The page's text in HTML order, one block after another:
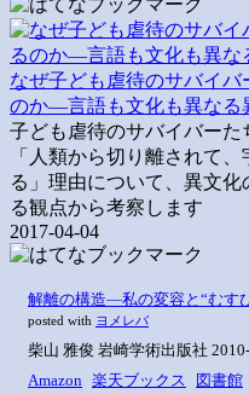
なぜ子ども虐待のサバイ
のか―言語も文化も異なる
子ども虐待のサバイバーた
「人類から切り離されて
る」理由について、異文
る観点から考察します
2017-04-04
解離の構造―私の変容と“むす
posted with ヨメレバ
柴山 雅俊 岩崎学術出版社
Amazon 楽天ブックス 図書館